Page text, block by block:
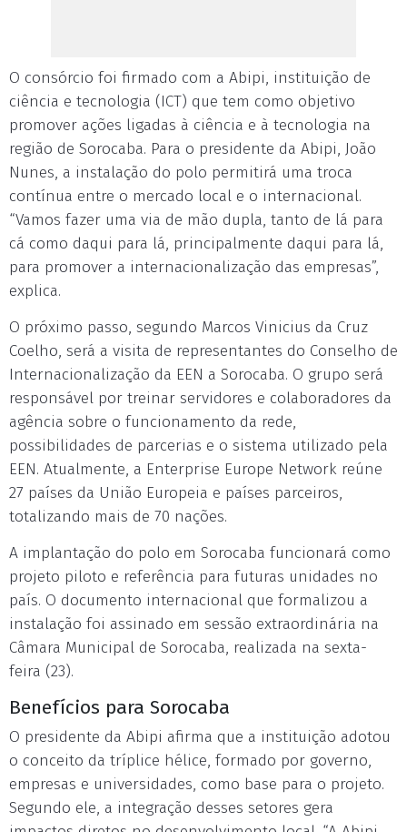
O consórcio foi firmado com a Abipi, instituição de
ciência e tecnologia (ICT) que tem como objetivo
promover ações ligadas à ciência e à tecnologia na
região de Sorocaba. Para o presidente da Abipi, João
Nunes, a instalação do polo permitirá uma troca
contínua entre o mercado local e o internacional.
“Vamos fazer uma via de mão dupla, tanto de lá para
cá como daqui para lá, principalmente daqui para lá,
para promover a internacionalização das empresas”,
explica.
O próximo passo, segundo Marcos Vinicius da Cruz
Coelho, será a visita de representantes do Conselho de
Internacionalização da EEN a Sorocaba. O grupo será
responsável por treinar servidores e colaboradores da
agência sobre o funcionamento da rede,
possibilidades de parcerias e o sistema utilizado pela
EEN. Atualmente, a Enterprise Europe Network reúne
27 países da União Europeia e países parceiros,
totalizando mais de 70 nações.
A implantação do polo em Sorocaba funcionará como
projeto piloto e referência para futuras unidades no
país. O documento internacional que formalizou a
instalação foi assinado em sessão extraordinária na
Câmara Municipal de Sorocaba, realizada na sexta-
feira (23).
Benefícios para Sorocaba
O presidente da Abipi afirma que a instituição adotou
o conceito da tríplice hélice, formado por governo,
empresas e universidades, como base para o projeto.
Segundo ele, a integração desses setores gera